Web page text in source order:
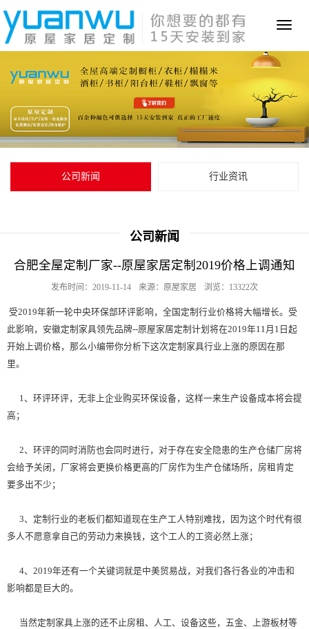
Toggle
公司新闻 行业资讯
公司新闻
合肥全屋定制厂家--原屋家居定制2019价格上调通知
发布时间：2019-11-14 来源：原屋家居 浏览：13322次
受2019年新一轮中央环保部环评影响，全国定制行业价格将大幅增长。受
此影响，安徽定制家具领先品牌--原屋家居定制计划将在2019年11月1日起
开始上调价格，那么小编带你分析下这次定制家具行业上涨的原因在那
里。
1、环评环评，无非上企业购买环保设备，这样一来生产设备成本将会提
高；
2、环评的同时消防也会同时进行，对于存在安全隐患的生产仓储厂房将
会给予关闭，厂家将会更换价格更高的厂房作为生产仓储场所，房租肯定
要多出不少；
3、定制行业的老板们都知道现在生产工人特别难找，因为这个时代有很
多人不愿意拿自己的劳动力来换钱，这个工人的工资必然上涨；
4、2019年还有一个关键词就是中美贸易战，对我们各行各业的冲击和
影响都是巨大的。
当然定制家具上涨的还不止房租、人工、设备这些，五金、上游板材等